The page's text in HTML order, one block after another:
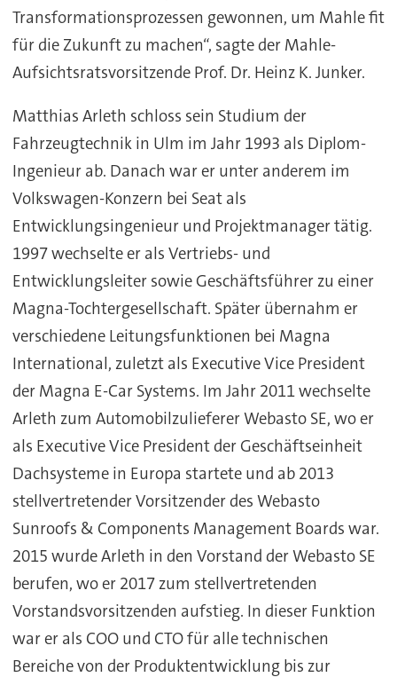
Transformationsprozessen gewonnen, um Mahle fit
für die Zukunft zu machen“, sagte der Mahle-
Aufsichtsratsvorsitzende Prof. Dr. Heinz K. Junker.
Matthias Arleth schloss sein Studium der
Fahrzeugtechnik in Ulm im Jahr 1993 als Diplom-
Ingenieur ab. Danach war er unter anderem im
Volkswagen-Konzern bei Seat als
Entwicklungsingenieur und Projektmanager tätig.
1997 wechselte er als Vertriebs- und
Entwicklungsleiter sowie Geschäftsführer zu einer
Magna-Tochtergesellschaft. Später übernahm er
verschiedene Leitungsfunktionen bei Magna
International, zuletzt als Executive Vice President
der Magna E-Car Systems. Im Jahr 2011 wechselte
Arleth zum Automobilzulieferer Webasto SE, wo er
als Executive Vice President der Geschäftseinheit
Dachsysteme in Europa startete und ab 2013
stellvertretender Vorsitzender des Webasto
Sunroofs & Components Management Boards war.
2015 wurde Arleth in den Vorstand der Webasto SE
berufen, wo er 2017 zum stellvertretenden
Vorstandsvorsitzenden aufstieg. In dieser Funktion
war er als COO und CTO für alle technischen
Bereiche von der Produktentwicklung bis zur